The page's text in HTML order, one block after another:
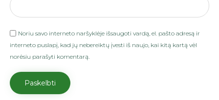
Noriu savo interneto naršyklėje išsaugoti vardą, el. pašto adresą ir
interneto puslapį, kad jų nebereiktų įvesti iš naujo, kai kitą kartą vėl
norėsiu parašyti komentarą.